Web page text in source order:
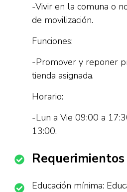
-Vivir en la comuna o
de movilización.
Funciones:
-Promover y reponer
tienda asignada.
Horario:
-Lun a Vie 09:00 a
13:00.
Requerimientos
Educación mínima: